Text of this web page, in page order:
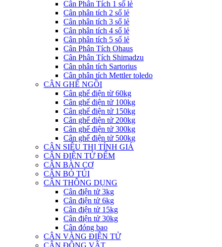
Cân Phân Tích 1 số lẻ
Cân phân tích 2 số lẻ
Cân phân tích 3 số lẻ
Cân phân tích 4 số lẻ
Cân phân tích 5 số lẻ
Cân Phân Tích Ohaus
Cân Phân Tích Shimadzu
Cân phân tích Sartorius
Cân phân tích Mettler toledo
CÂN GHẾ NGỒI
Cân ghế điện từ 60kg
Cân ghế điện tử 100kg
Cân ghế điện tử 150kg
Cân ghế điện tử 200kg
Cân ghế điện tử 300kg
Cân ghế điện tử 500kg
CÂN SIÊU THỊ TÍNH GIÁ
CÂN ĐIỆN TỬ ĐẾM
CÂN BÀN CƠ
CÂN BỎ TÚI
CÂN THÔNG DỤNG
Cân điện tử 3kg
Cân điện tử 6kg
Cân điện tử 15kg
Cân điện tử 30kg
Cân đóng bao
CÂN VÀNG ĐIỆN TỬ
CÂN ĐỘNG VẬT